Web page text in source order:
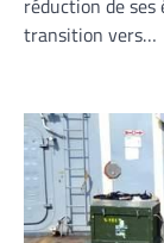
réduction de ses
transition vers…